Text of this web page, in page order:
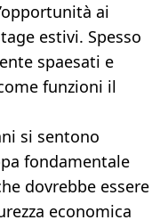
ai
estivi. Spesso
spaesati e
funzioni il
si sentono
fondamentale
dovrebbe essere
economica